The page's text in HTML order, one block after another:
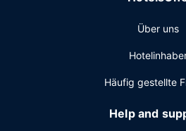
und eine Gepäckaufbewahrung.
Konferenzzentrum und 7
Folgendes: Parken ohne Service
Über uns
Häufig gestellte
Help and